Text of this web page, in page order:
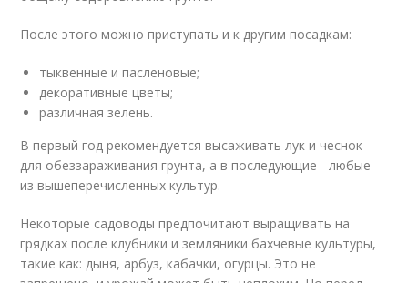
После этого можно приступать и к другим посадкам:
тыквенные и пасленовые;
декоративные цветы;
различная зелень.
В первый год рекомендуется высаживать лук и чеснок
для обеззараживания грунта, а в последующие - любые
из вышеперечисленных культур.
Некоторые садоводы предпочитают выращивать на
грядках после клубники и земляники бахчевые культуры,
такие как: дыня, арбуз, кабачки, огурцы. Это не